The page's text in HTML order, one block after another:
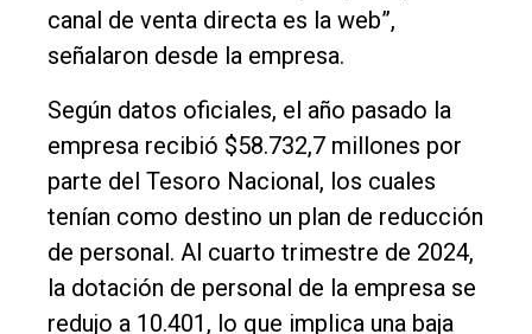
canal de venta directa es la web”,
señalaron desde la empresa.
Según datos oficiales, el año pasado la
empresa recibió $58.732,7 millones por
parte del Tesoro Nacional, los cuales
tenían como destino un plan de reducción
de personal. Al cuarto trimestre de 2024,
la dotación de personal de la empresa se
redujo a 10.401, lo que implica una baja